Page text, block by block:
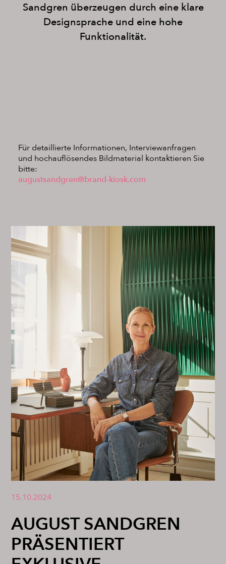
Sandgren überzeugen durch eine klare
Designsprache und eine hohe
Funktionalität.
Für detaillierte Informationen, Interviewanfragen
und hochauflösendes Bildmaterial kontaktieren Sie
bitte:
augustsandgren@brand-kiosk.com
15.10.2024
AUGUST SANDGREN
PRÄSENTIERT